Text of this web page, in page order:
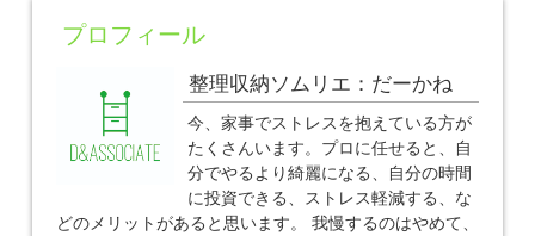
プロフィール
整理収納ソムリエ：だーかね
今、家事でストレスを抱えている方が
たくさんいます。プロに任せると、自
分でやるより綺麗になる、自分の時間
に投資できる、ストレス軽減する、な
どのメリットがあると思います。 我慢するのはやめて、